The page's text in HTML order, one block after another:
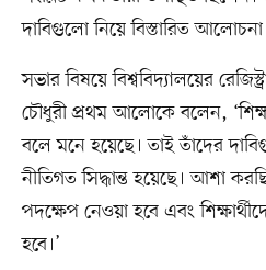
দাবিগুলো নিয়ে বিস্তারিত
সভার বিষয়ে বিশ্ববিদ্যালয়ের
চৌধুরী প্রথম আলোকে বলেন,
বলে মনে হয়েছে। তাই তাঁদের
নীতিগত সিদ্ধান্ত হয়েছে। আশা
পদক্ষেপ নেওয়া হবে এবং
হবে।’